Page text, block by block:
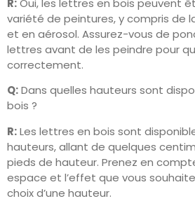
R:Oui, les lettres en bois peuvent
variété de peintures, y compris de
et en aérosol. Assurez-vous de
lettres avant de les peindre pour
correctement.
Q:Dans quelles hauteurs sont
bois ?
R:Les lettres en bois sont
hauteurs, allant de quelques
pieds de hauteur. Prenez en
espace et l’effet que vous
choix d’une hauteur.